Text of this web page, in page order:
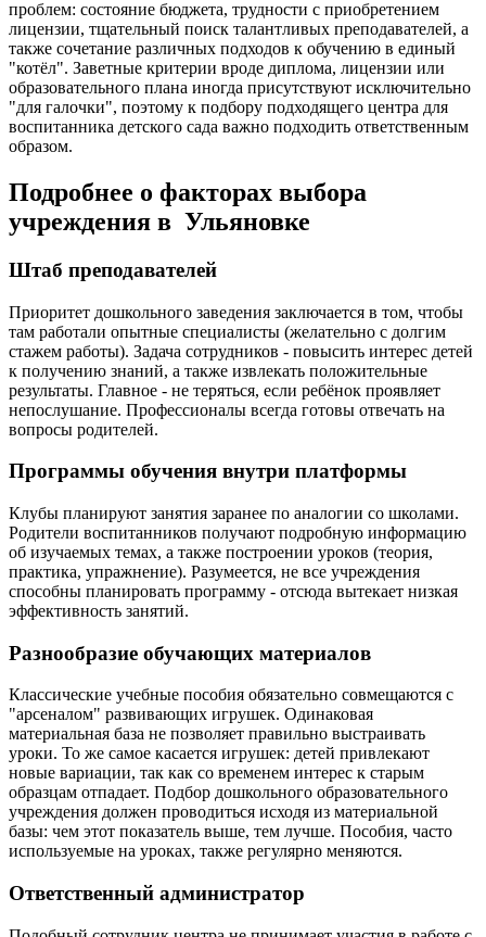
проблем: состояние бюджета, трудности с приобретением
лицензии, тщательный поиск талантливых преподавателей, а
также сочетание различных подходов к обучению в единый
"котёл". Заветные критерии вроде диплома, лицензии или
образовательного плана иногда присутствуют исключительно
"для галочки", поэтому к подбору подходящего центра для
воспитанника детского сада важно подходить ответственным
образом.
Подробнее о факторах выбора
учреждения в Ульяновке
Штаб преподавателей
Приоритет дошкольного заведения заключается в том, чтобы
там работали опытные специалисты (желательно с долгим
стажем работы). Задача сотрудников - повысить интерес детей
к получению знаний, а также извлекать положительные
результаты. Главное - не теряться, если ребёнок проявляет
непослушание. Профессионалы всегда готовы отвечать на
вопросы родителей.
Программы обучения внутри платформы
Клубы планируют занятия заранее по аналогии со школами.
Родители воспитанников получают подробную информацию
об изучаемых темах, а также построении уроков (теория,
практика, упражнение). Разумеется, не все учреждения
способны планировать программу - отсюда вытекает низкая
эффективность занятий.
Разнообразие обучающих материалов
Классические учебные пособия обязательно совмещаются с
"арсеналом" развивающих игрушек. Одинаковая
материальная база не позволяет правильно выстраивать
уроки. То же самое касается игрушек: детей привлекают
новые вариации, так как со временем интерес к старым
образцам отпадает. Подбор дошкольного образовательного
учреждения должен проводиться исходя из материальной
базы: чем этот показатель выше, тем лучше. Пособия, часто
используемые на уроках, также регулярно меняются.
Ответственный администратор